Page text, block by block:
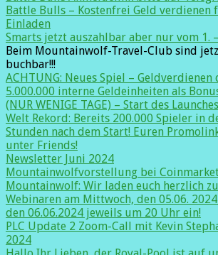
Battle Bulls – Kostenfrei Geld verdienen
Einladen
Smarts jetzt auszahlbar aber nur vom 1.
Beim Mountainwolf-Travel-Club sind
buchbar!!!
ACHTUNG: Neues Spiel – Geldverdienen
5.000.000 interne Geldeinheiten als
(NUR WENIGE TAGE) – Start des
Welt Rekord: Bereits 200.000 Spieler in
Stunden nach dem Start! Euren
unter Friends!
Newsletter Juni 2024
Mountainwolfvorstellung bei
Mountainwolf: Wir laden euch herzlich
Webinaren am Mittwoch, den 05.06.
den 06.06.2024 jeweils um 20 Uhr ein!
PLC Update 2 Zoom-Call mit Kevin
2024